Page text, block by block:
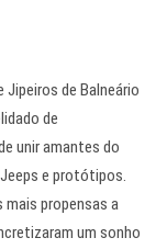
Jipeiros de Balneário
de
unir amantes do
e protótipos.
mais propensas a
um sonho